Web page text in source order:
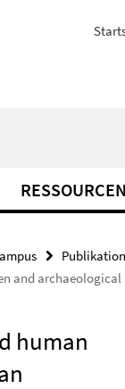
RESSOURCEN
and archaeological
human